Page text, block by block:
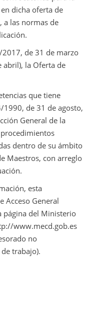
dicha oferta de
a las normas de
de 31 de marzo
abril), la Oferta de
que tiene
de 31 de agosto,
General de la
dentro de su ámbito
Maestros, con arreglo
esta
Acceso General
página del Ministerio
www.mecd.gob.es
no
trabajo).